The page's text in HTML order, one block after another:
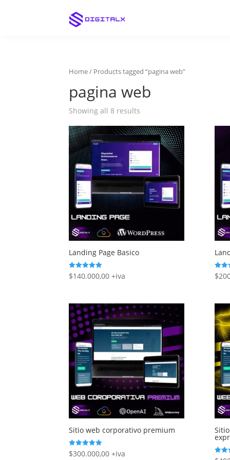
Home/ Products tagged “pagina web”
pagina web
Showing all 8 results
Landing Page Basico
Rated
5.00
$140.000,00 +iva
Rated
5.00
$
Sitio web corporativo premium
Rated
5.00
$300.000,00 +iva